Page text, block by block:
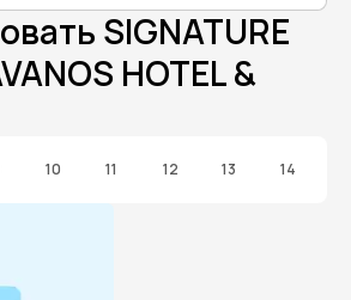
SIGNATURE
HOTEL &
10 11 12 13 14